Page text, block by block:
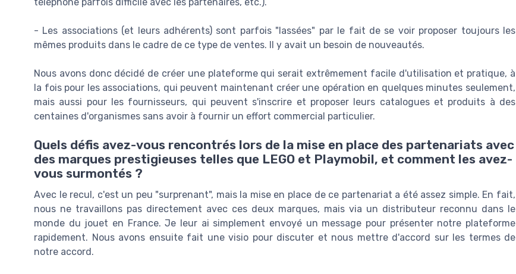
- Les associations (et leurs adhérents) sont parfois "lassées" par le fait de se voir proposer toujours les
mêmes produits dans le cadre de ce type de ventes. Il y avait un besoin de nouveautés.
Nous avons donc décidé de créer une plateforme qui serait extrêmement facile d'utilisation et pratique, à
la fois pour les associations, qui peuvent maintenant créer une opération en quelques minutes seulement,
mais aussi pour les fournisseurs, qui peuvent s'inscrire et proposer leurs catalogues et produits à des
centaines d'organismes sans avoir à fournir un effort commercial particulier.
Quels défis avez-vous rencontrés lors de la mise en place des partenariats avec
des marques prestigieuses telles que LEGO et Playmobil, et comment les avez-
vous surmontés ?
Avec le recul, c'est un peu "surprenant", mais la mise en place de ce partenariat a été assez simple. En fait,
nous ne travaillons pas directement avec ces deux marques, mais via un distributeur reconnu dans le
monde du jouet en France. Je leur ai simplement envoyé un message pour présenter notre plateforme
rapidement. Nous avons ensuite fait une visio pour discuter et nous mettre d'accord sur les termes de
notre accord.